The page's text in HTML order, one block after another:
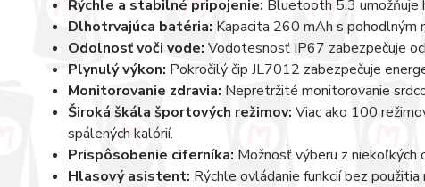
Rýchle a stabilné pripojenie: Bluetooth 5.3 umožňuje
Dlhotrvajúca batéria: Kapacita 260 mAh s pohodlným
Odolnosť voči vode: Vodotesnosť IP67 zabezpečuje
Plynulý výkon: Pokročilý čip JL7012 zabezpečuje
Monitorovanie zdravia: Nepretržité monitorovanie
Široká škála športových režimov: Viac ako 100
spálených kalórií.
Prispôsobenie ciferníka: Možnosť výberu z
Hlasový asistent: Rýchle ovládanie funkcií bez